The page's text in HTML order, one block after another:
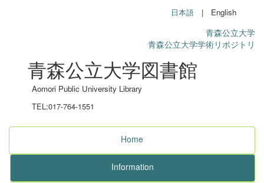
日本語 | English
青森公立大学
青森公立大学学術リポジトリ
青森公立大学図書館
Aomori Public University Library
TEL:017-764-1551
Home
Information